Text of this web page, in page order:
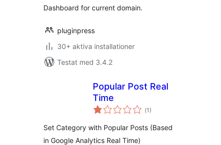
Dashboard for current domain.
pluginpress
30+ aktiva installationer
Testat med 3.4.2
Popular Post Real
Time
(Totalt
antal
1)
Set Category with Popular Posts (Based
in Google Analytics Real Time)